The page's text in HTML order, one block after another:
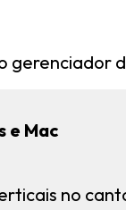
gerenciador
e Mac
no